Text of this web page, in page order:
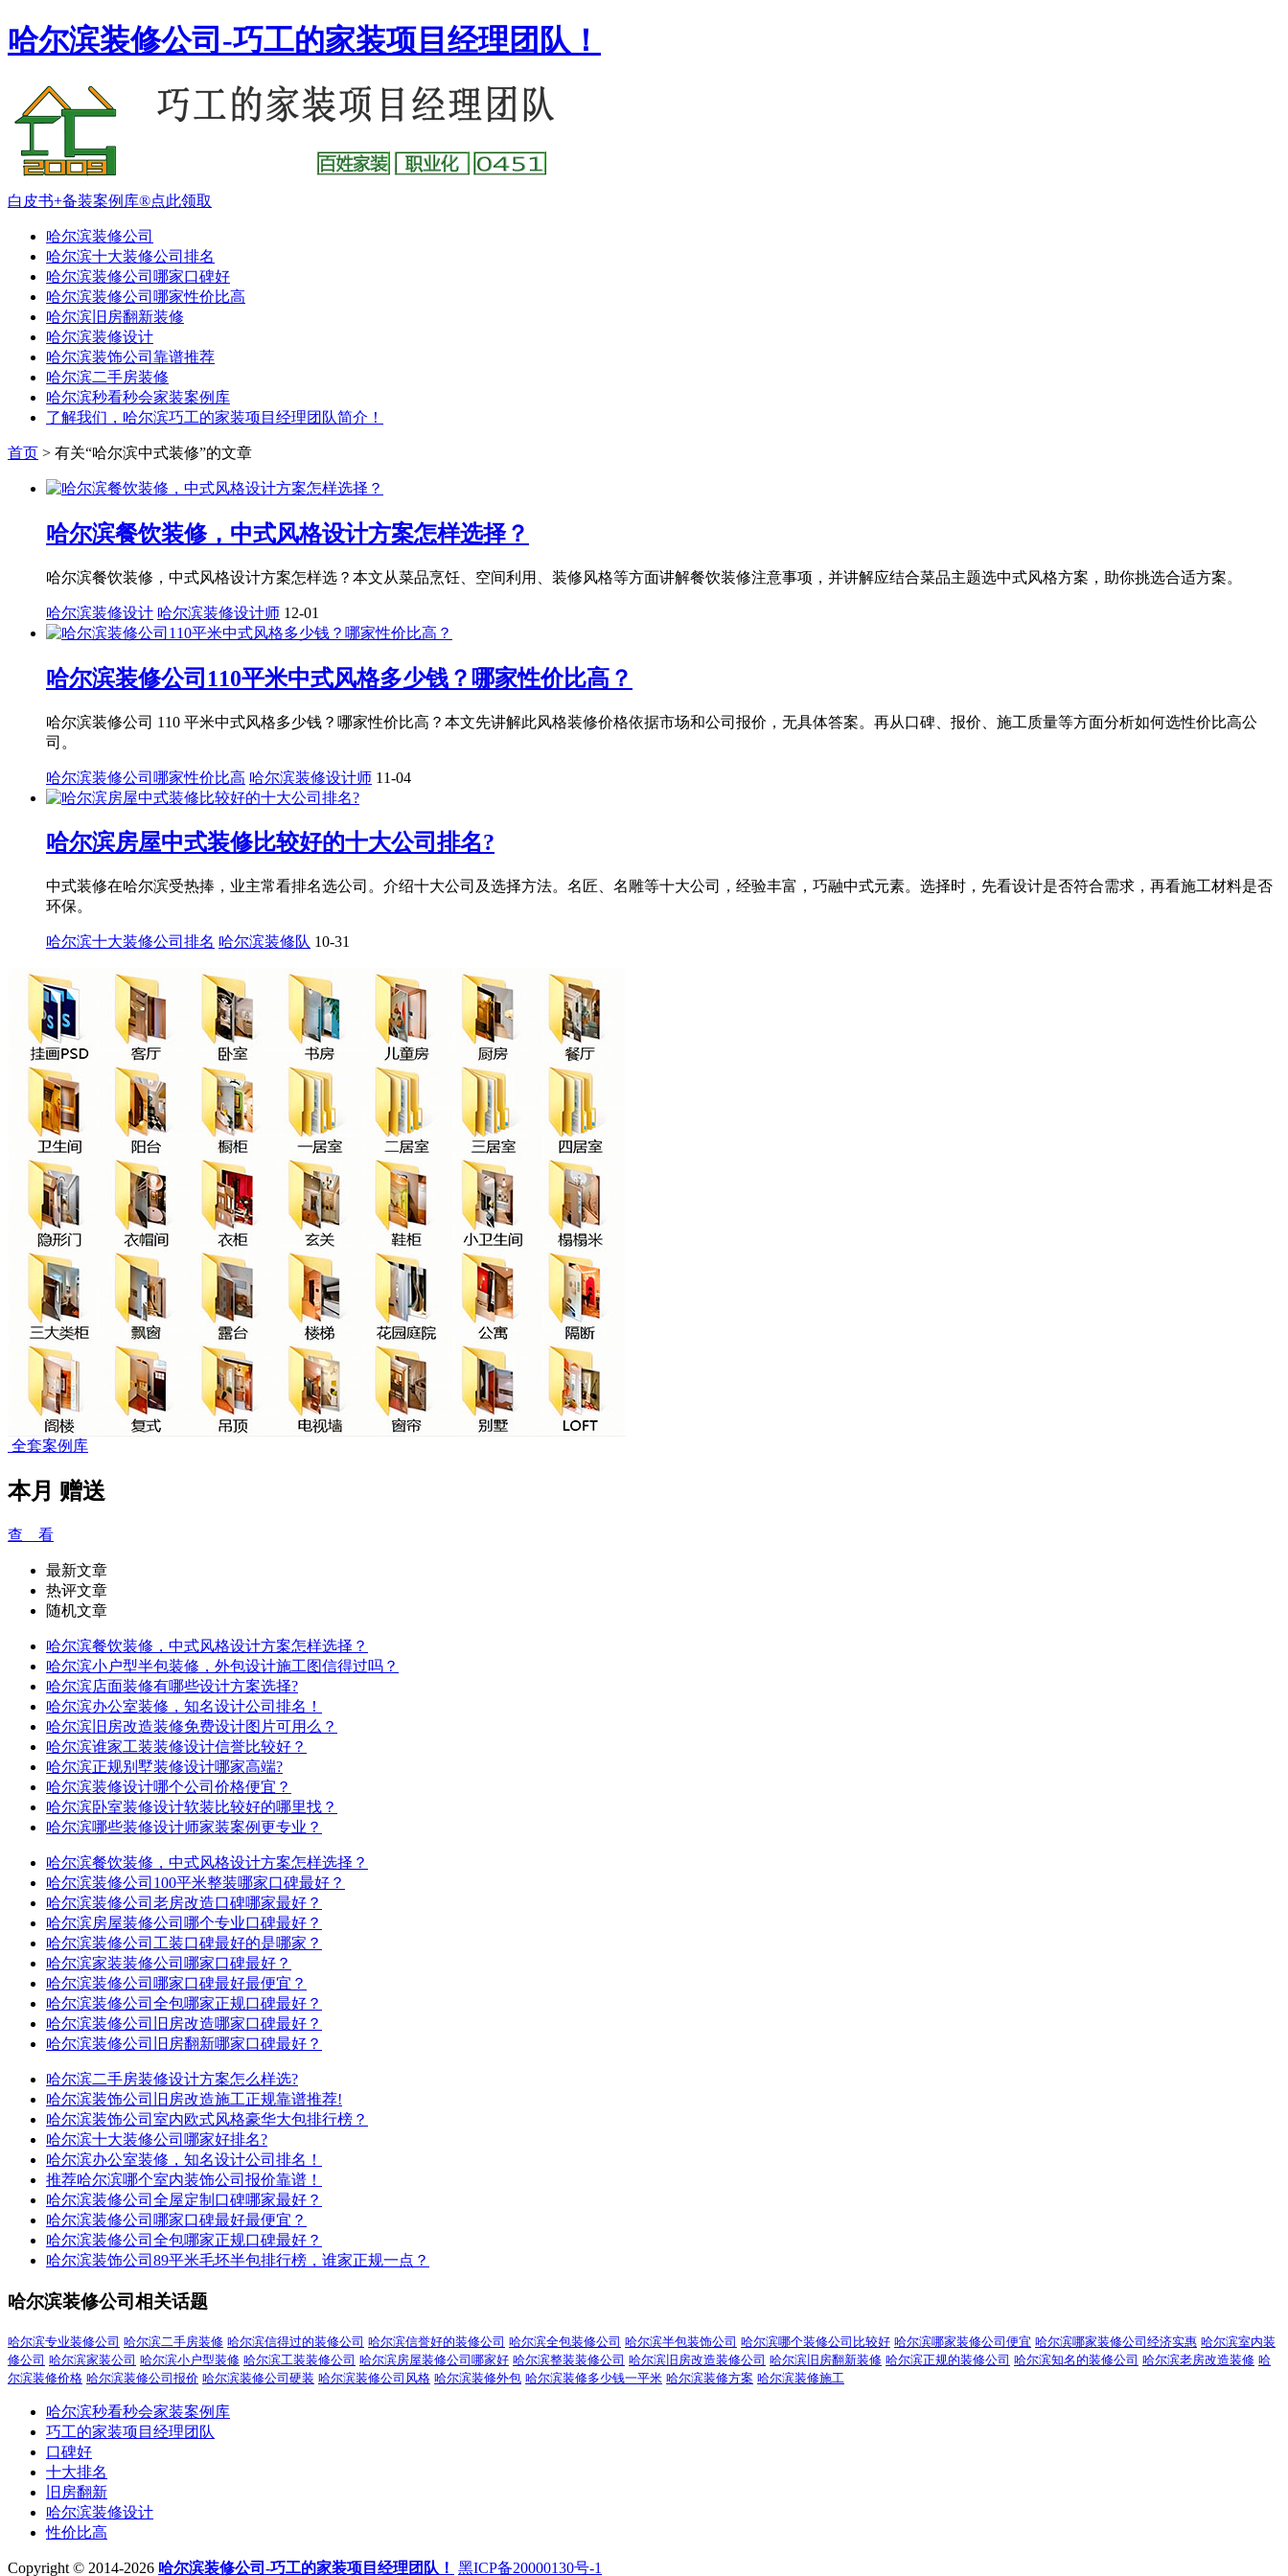
哈尔滨装修公司-巧工的家装项目经理团队！
白皮书+备装案例库®点此领取
哈尔滨装修公司
哈尔滨十大装修公司排名
哈尔滨装修公司哪家口碑好
哈尔滨装修公司哪家性价比高
哈尔滨旧房翻新装修
哈尔滨装修设计
哈尔滨装饰公司靠谱推荐
哈尔滨二手房装修
哈尔滨秒看秒会家装案例库
了解我们，哈尔滨巧工的家装项目经理团队简介！
首页 > 有关“哈尔滨中式装修”的文章
哈尔滨餐饮装修，中式风格设计方案怎样选择？
哈尔滨餐饮装修，中式风格设计方案怎样选？本文从菜品烹饪、空间利用、装修风格等方面讲解餐饮装修注意事项，并讲解应结合菜品主题选中式风格方案，助你挑选合适方案。
哈尔滨装修设计 哈尔滨装修设计师 12-01
哈尔滨装修公司110平米中式风格多少钱？哪家性价比高？
哈尔滨装修公司 110 平米中式风格多少钱？哪家性价比高？本文先讲解此风格装修价格依据市场和公司报价，无具体答案。再从口碑、报价、施工质量等方面分析如何选性价比高公
司。
哈尔滨装修公司哪家性价比高 哈尔滨装修设计师 11-04
哈尔滨房屋中式装修比较好的十大公司排名?
中式装修在哈尔滨受热捧，业主常看排名选公司。介绍十大公司及选择方法。名匠、名雕等十大公司，经验丰富，巧融中式元素。选择时，先看设计是否符合需求，再看施工材料是否
环保。
哈尔滨十大装修公司排名 哈尔滨装修队 10-31
全套案例库
本月 赠送
查 看
最新文章
热评文章
随机文章
哈尔滨餐饮装修，中式风格设计方案怎样选择？
哈尔滨小户型半包装修，外包设计施工图信得过吗？
哈尔滨店面装修有哪些设计方案选择?
哈尔滨办公室装修，知名设计公司排名！
哈尔滨旧房改造装修免费设计图片可用么？
哈尔滨谁家工装装修设计信誉比较好？
哈尔滨正规别墅装修设计哪家高端?
哈尔滨装修设计哪个公司价格便宜？
哈尔滨卧室装修设计软装比较好的哪里找？
哈尔滨哪些装修设计师家装案例更专业？
哈尔滨餐饮装修，中式风格设计方案怎样选择？
哈尔滨装修公司100平米整装哪家口碑最好？
哈尔滨装修公司老房改造口碑哪家最好？
哈尔滨房屋装修公司哪个专业口碑最好？
哈尔滨装修公司工装口碑最好的是哪家？
哈尔滨家装装修公司哪家口碑最好？
哈尔滨装修公司哪家口碑最好最便宜？
哈尔滨装修公司全包哪家正规口碑最好？
哈尔滨装修公司旧房改造哪家口碑最好？
哈尔滨装修公司旧房翻新哪家口碑最好？
哈尔滨二手房装修设计方案怎么样选?
哈尔滨装饰公司旧房改造施工正规靠谱推荐!
哈尔滨装饰公司室内欧式风格豪华大包排行榜？
哈尔滨十大装修公司哪家好排名?
哈尔滨办公室装修，知名设计公司排名！
推荐哈尔滨哪个室内装饰公司报价靠谱！
哈尔滨装修公司全屋定制口碑哪家最好？
哈尔滨装修公司哪家口碑最好最便宜？
哈尔滨装修公司全包哪家正规口碑最好？
哈尔滨装饰公司89平米毛坯半包排行榜，谁家正规一点？
哈尔滨装修公司相关话题
哈尔滨专业装修公司 哈尔滨二手房装修 哈尔滨信得过的装修公司 哈尔滨信誉好的装修公司 哈尔滨全包装修公司 哈尔滨半包装饰公司 哈尔滨哪个装修公司比较好 哈尔滨哪家装修公司便宜 哈尔滨哪家装修公司经济实惠 哈尔滨室内装
修公司 哈尔滨家装公司 哈尔滨小户型装修 哈尔滨工装装修公司 哈尔滨房屋装修公司哪家好 哈尔滨整装装修公司 哈尔滨旧房改造装修公司 哈尔滨旧房翻新装修 哈尔滨正规的装修公司 哈尔滨知名的装修公司 哈尔滨老房改造装修 哈
尔滨装修价格 哈尔滨装修公司报价 哈尔滨装修公司硬装 哈尔滨装修公司风格 哈尔滨装修外包 哈尔滨装修多少钱一平米 哈尔滨装修方案 哈尔滨装修施工
哈尔滨秒看秒会家装案例库
巧工的家装项目经理团队
口碑好
十大排名
旧房翻新
哈尔滨装修设计
性价比高
Copyright © 2014-2026 哈尔滨装修公司-巧工的家装项目经理团队！ 黑ICP备20000130号-1